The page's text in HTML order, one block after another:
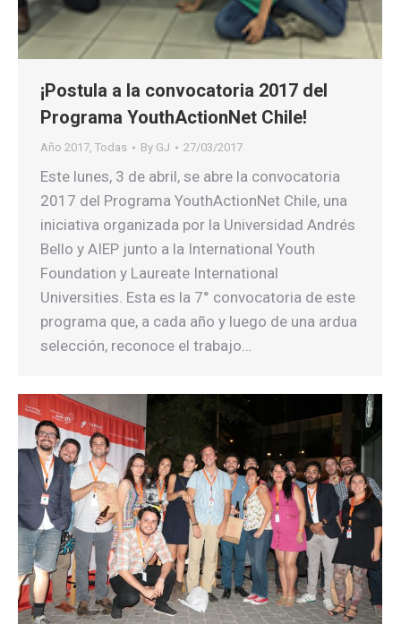
¡Postula a la convocatoria 2017 del
Programa YouthActionNet Chile!
Año 2017, Todas By GJ 27/03/2017
Este lunes, 3 de abril, se abre la convocatoria
2017 del Programa YouthActionNet Chile, una
iniciativa organizada por la Universidad Andrés
Bello y AIEP junto a la International Youth
Foundation y Laureate International
Universities. Esta es la 7° convocatoria de este
programa que, a cada año y luego de una ardua
selección, reconoce el trabajo…